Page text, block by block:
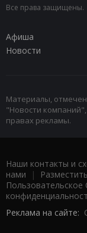
Все права защищены.
Афиша
Новости
Материалы,
"Новости
правах рекламы.
Наши контакты и
нами |
Пользовательское
Реклама на сайте: